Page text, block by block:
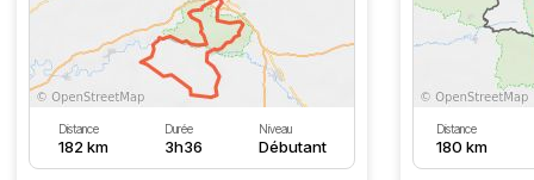
Distance
182 km
Durée
3h36
Niveau
Débutant
Distance
180 km